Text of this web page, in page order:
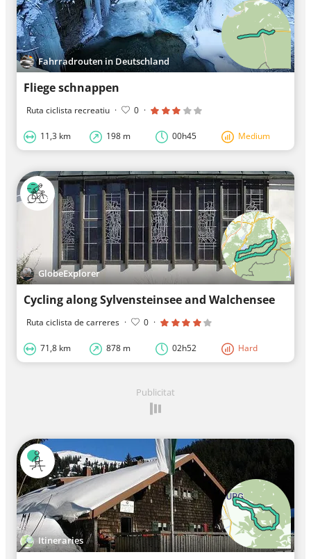
Fahrradrouten in Deutschland
Fliege schnappen
Ruta ciclista recreatiu · 0 ·
11,3 km 198 m 00h45 Medium
GlobeExplorer
Cycling along Sylvensteinsee and Walchensee
Ruta ciclista de carreres · 0 ·
71,8 km 878 m 02h52 Hard
Publicitat
Itineraries